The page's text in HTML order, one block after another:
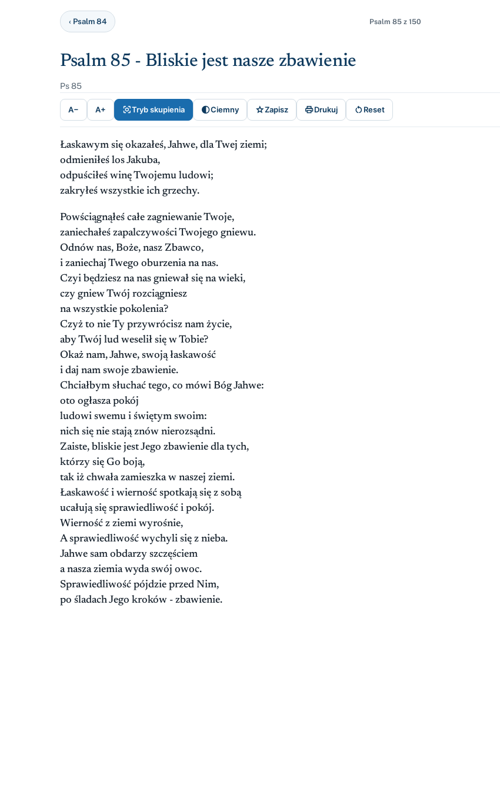
‹ Psalm 84 Psalm 85 z 150
Psalm 85 - Bliskie jest nasze zbawienie
Ps 85
A− A+ Tryb skupienia Ciemny Zapisz Drukuj Reset
Łaskawym się okazałeś, Jahwe, dla Twej ziemi;
odmieniłeś los Jakuba,
odpuściłeś winę Twojemu ludowi;
zakryłeś wszystkie ich grzechy.
Powściągnąłeś całe zagniewanie Twoje,
zaniechałeś zapalczywości Twojego gniewu.
Odnów nas, Boże, nasz Zbawco,
i zaniechaj Twego oburzenia na nas.
Czyi będziesz na nas gniewał się na wieki,
czy gniew Twój rozciągniesz
na wszystkie pokolenia?
Czyż to nie Ty przywrócisz nam życie,
aby Twój lud weselił się w Tobie?
Okaż nam, Jahwe, swoją łaskawość
i daj nam swoje zbawienie.
Chciałbym słuchać tego, co mówi Bóg Jahwe:
oto ogłasza pokój
ludowi swemu i świętym swoim:
nich się nie stają znów nierozsądni.
Zaiste, bliskie jest Jego zbawienie dla tych,
którzy się Go boją,
tak iż chwała zamieszka w naszej ziemi.
Łaskawość i wierność spotkają się z sobą
ucałują się sprawiedliwość i pokój.
Wierność z ziemi wyrośnie,
A sprawiedliwość wychyli się z nieba.
Jahwe sam obdarzy szczęściem
a nasza ziemia wyda swój owoc.
Sprawiedliwość pójdzie przed Nim,
po śladach Jego kroków - zbawienie.